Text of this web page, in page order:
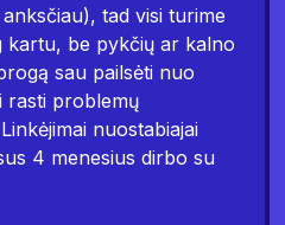
tad visi turime
kartu, be pykčių ar kalno
sau pailsėti nuo
rasti problemų
nuostabiajai
4 menesius dirbo su